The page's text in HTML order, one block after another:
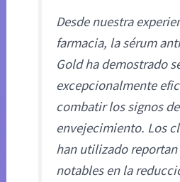
Desde nuestra
farmacia, la sérum
Gold ha demostrado
excepcionalmente
combatir los signos
envejecimiento. Los
han utilizado
notables en la